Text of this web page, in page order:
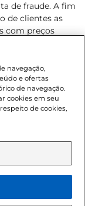
de fraude. A fim
de clientes as
com preços
exclusivos para
podendo
a venda
anos, conforme
Criança e do
para o
on-line é de
navegação,
e ofertas
de navegação.
cookies em seu
de cookies,